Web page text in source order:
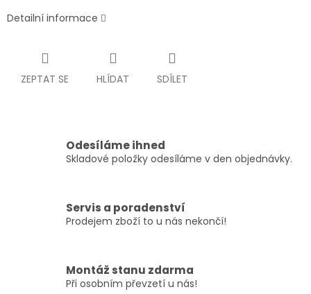
Detailní informace
ZEPTAT SE HLÍDAT SDÍLET
Odesíláme ihned
Skladové položky odesíláme v den objednávky.
Servis a poradenství
Prodejem zboží to u nás nekončí!
Montáž stanu zdarma
Při osobním převzetí u nás!